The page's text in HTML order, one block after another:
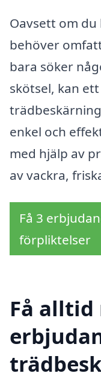
Oavsett om
behöver
bara söker
skötsel, kan
enkel och
med hjälp av
av vackra,
Få 3
förpliktelser
Få alltid